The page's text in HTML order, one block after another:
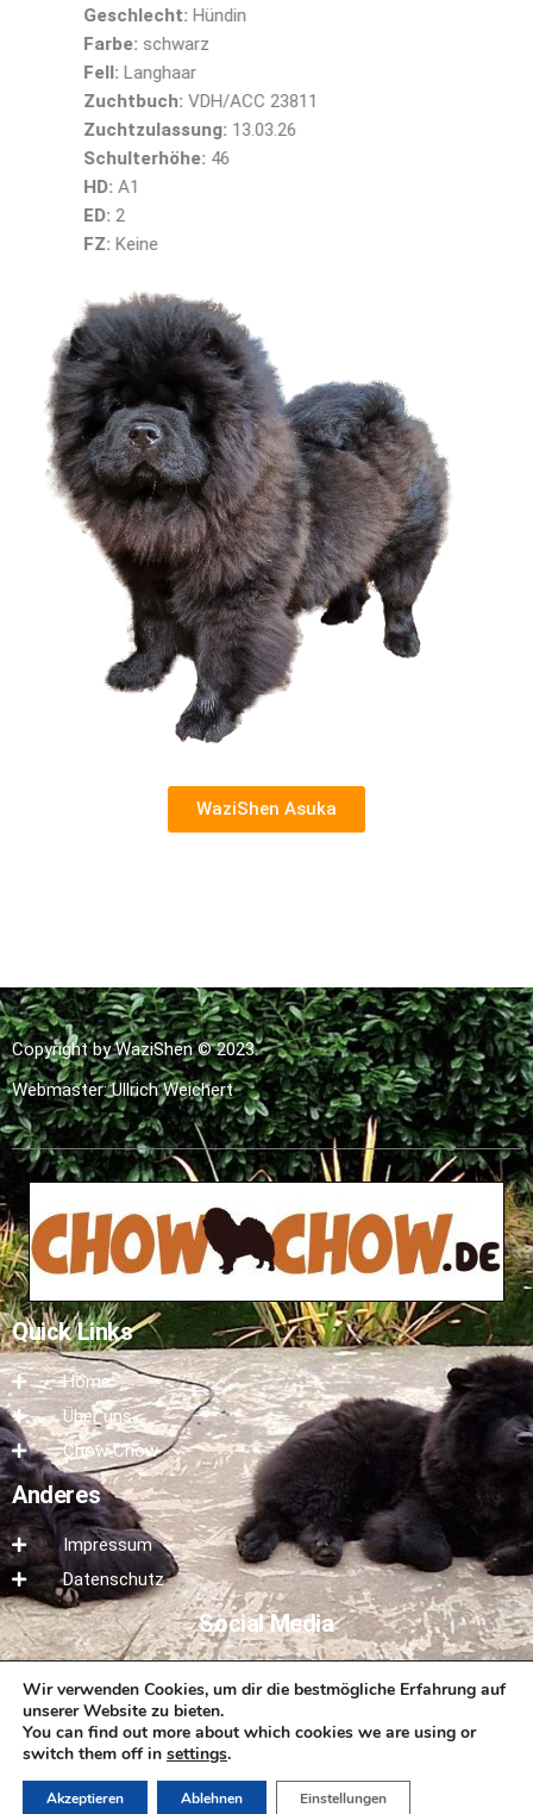
Geschlecht: Hündin
Farbe: schwarz
Fell: Langhaar
Zuchtbuch: VDH/ACC 23811
Zuchtzulassung: 13.03.26
Schulterhöhe: 46
HD: A1
ED: 2
FZ: Keine
WaziShen Asuka
Copyright by WaziShen © 2023.
Webmaster: Ullrich Weichert
Quick Links
Home
Über uns
Chow Chow
Anderes
Impressum
Datenschutz
Social Media
Wir verwenden Cookies, um dir die bestmögliche Erfahrung auf
unserer Website zu bieten.
You can find out more about which cookies we are using or
switch them off in settings.
Akzeptieren Ablehnen Einstellungen